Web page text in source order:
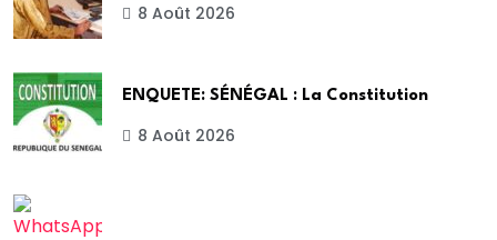
8 Août 2026
ENQUETE: SÉNÉGAL : La Constitution
8 Août 2026